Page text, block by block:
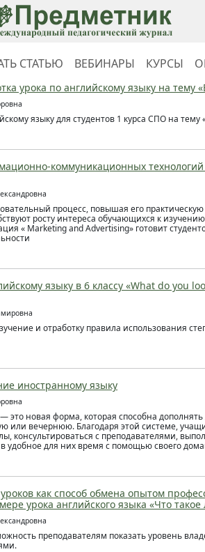
СТАТЬЮ ВЕБИНАРЫ КУРСЫ
урока по английскому языку на тему
языку для студентов 1 курса СПО на
коммуникационных технологий
процесс, повышая его
росту интереса обучающихся к
« Marketing and Advertising» готовит
языку в 6 классу «What do you
и отработку правила использования
иностранному языку
это новая форма, которая способна
или вечернюю. Благодаря этой системе,
консультироваться с преподавателями,
удобное для них время с помощью своего
как способ обмена опытом
урока английского языка «Что такое
преподавателям показать уровень